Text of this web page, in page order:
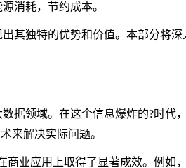
消耗，节约成本。
其独特的优势和价值。本部分将深
据领域。在这个信息爆炸的?时代
来解决实际问题。
业应用上取得了显著成效。例如